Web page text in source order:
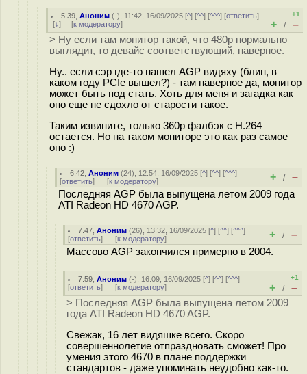
5.39 ,Аноним (-), 11:42, 16/09/2025 [^] [^^] [^^^] [ответить]
[↓] [к модератору]
+1
+ / –
> Ну если там монитор такой, что 480p нормально
выглядит, то девайс соответствующий, наверное.
Ну.. если сэр где-то нашел AGP видяху (блин, в
каком году PCIe вышел?) - там наверное да, монитор
может быть под стать. Хоть для меня и загадка как
оно еще не сдохло от старости такое.
Таким извините, только 360p фалбэк с H.264
остается. Но на таком мониторе это как раз самое
оно :)
6.42 ,Аноним (24), 12:54, 16/09/2025 [^] [^^] [^^^]
[ответить] [к модератору] + / –
Последняя AGP была выпущена летом 2009 года
ATI Radeon HD 4670 AGP.
7.47 ,Аноним (26), 13:32, 16/09/2025 [^] [^^] [^^^]
[ответить] [к модератору] + / –
Массово AGP закончился примерно в 2004.
7.59 ,Аноним (-), 16:09, 16/09/2025 [^] [^^] [^^^]
[ответить] [к модератору]
+1
+ / –
> Последняя AGP была выпущена летом 2009
года ATI Radeon HD 4670 AGP.
Свежак, 16 лет видяшке всего. Скоро
совершеннолетие отпраздновать сможет! Про
умения этого 4670 в плане поддержки
стандартов - даже упоминать неудобно как-то.